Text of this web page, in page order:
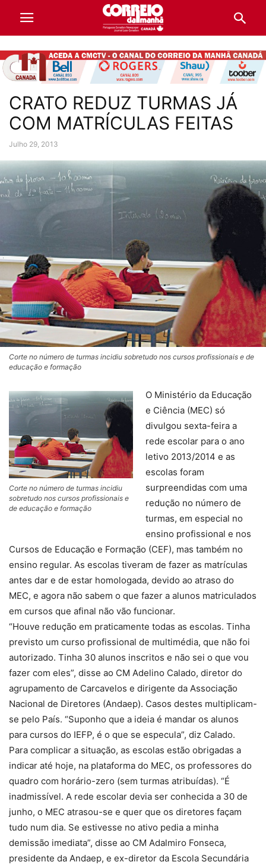
CRATO REDUZ TURMAS JÁ
COM MATRÍCULAS FEITAS
Julho 29, 2013
Corte no número de turmas incidiu sobretudo nos cursos profissionais e de
educação e formação
Corte no número de turmas incidiu
sobretudo nos cursos profissionais e
de educação e formação
O Ministério da Educação
e Ciência (MEC) só
divulgou sexta-feira a
rede escolar para o ano
letivo 2013/2014 e as
escolas foram
surpreendidas com uma
redução no número de
turmas, em especial no
ensino profissional e nos
Cursos de Educação e Formação (CEF), mas também no
ensino regular. As escolas tiveram de fazer as matrículas
antes dar e de estar homologada, devido ao atraso do
MEC, e agora não sabem o que fazer a alunos matriculados
em cursos que afinal não vão funcionar.
“Houve redução em praticamente todas as escolas. Tinha
previsto um curso profissional de multimédia, que não foi
autorizado. Tinha 30 alunos inscritos e não sei o que vou
fazer com eles”, disse ao CM Adelino Calado, diretor do
agrupamento de Carcavelos e dirigente da Associação
Nacional de Diretores (Andaep). Casos destes multiplicam-
se pelo País. “Suponho que a ideia é mandar os alunos
para cursos do IEFP, é o que se especula”, diz Calado.
Para complicar a situação, as escolas estão obrigadas a
indicar até hoje, na plataforma do MEC, os professores do
quadro com horário-zero (sem turmas atribuídas). “É
inadmissível. A rede escolar devia ser conhecida a 30 de
junho, o MEC atrasou-se e quer que os diretores façam
tudo num dia. Se estivesse no ativo pedia a minha
demissão imediata”, disse ao CM Adalmiro Fonseca,
presidente da Andaep, e ex-diretor da Escola Secundária